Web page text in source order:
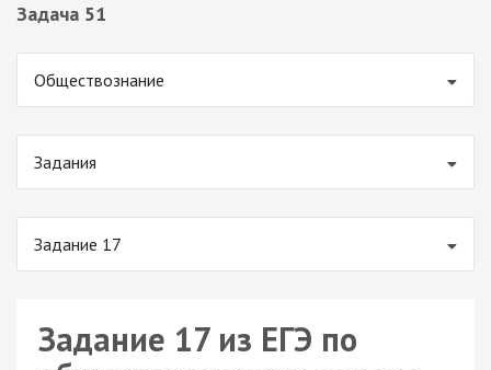
Задача 51
Обществознание
Задания
Задание 17
Задание 17 из ЕГЭ по